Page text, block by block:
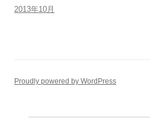
2013年10月
Proudly powered by WordPress